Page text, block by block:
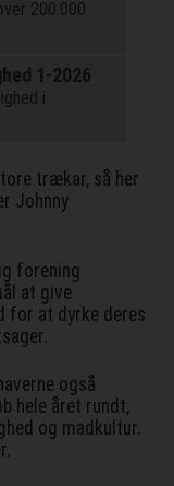
200.000
1-2026
i
trækar, så her
Johnny
forening
at give
for at dyrke deres
også
hele året rundt,
og madkultur.